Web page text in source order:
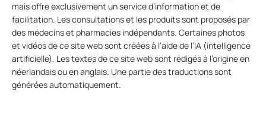
mais offre exclusivement un service d’information et de
facilitation. Les consultations et les produits sont proposés par
des médecins et pharmacies indépendants. Certaines photos
et vidéos de ce site web sont créées à l’aide de l’IA (intelligence
artificielle). Les textes de ce site web sont rédigés à l’origine en
néerlandais ou en anglais. Une partie des traductions sont
générées automatiquement.